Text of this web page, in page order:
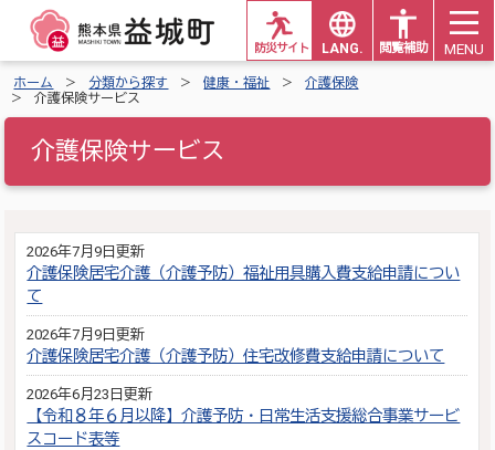
LANG. 閲覧補助
防災サイト MENU
ホーム 分類から探す 健康・福祉
介護保険
介護保険サービス
介護保険サービス
2026年7月9日更新
介護保険居宅介護（介護予防）福祉用具購入費支給申請につい
て
2026年7月9日更新
介護保険居宅介護（介護予防）住宅改修費支給申請について
2026年6月23日更新
【令和８年６月以降】介護予防・日常生活支援総合事業サービ
スコード表等